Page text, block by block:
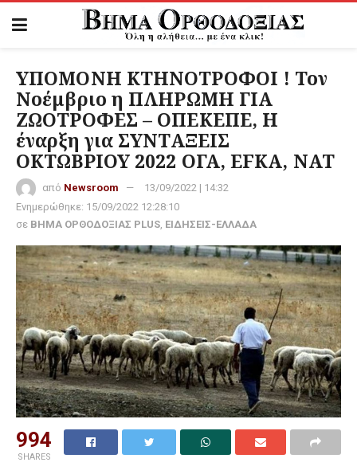
ΥΠΟΜΟΝΗ ΚΤΗΝΟΤΡΟΦΟΙ ! Τον
Νοέμβριο η ΠΛΗΡΩΜΗ ΓΙΑ
ΖΩΟΤΡΟΦΕΣ – ΟΠΕΚΕΠΕ, Η
έναρξη για ΣΥΝΤΑΞΕΙΣ
ΟΚΤΩΒΡΙΟΥ 2022 ΟΓΑ, EFKA, NAT
από Newsroom
13/09/2022 | 14:32
Ενημερώθηκε: 15/09/2022 12:28:10
σε ΒΗΜΑ ΟΡΘΟΔΟΞΙΑΣ PLUS, ΕΙΔΗΣΕΙΣ-ΕΛΛΑΔΑ
994
SHARES